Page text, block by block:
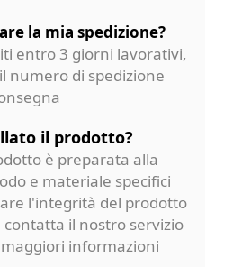
la mia spedizione?
entro 3 giorni lavorativi,
numero di spedizione
il prodotto?
è preparata alla
e materiale specifici
l'integrità del prodotto
il nostro servizio
informazioni